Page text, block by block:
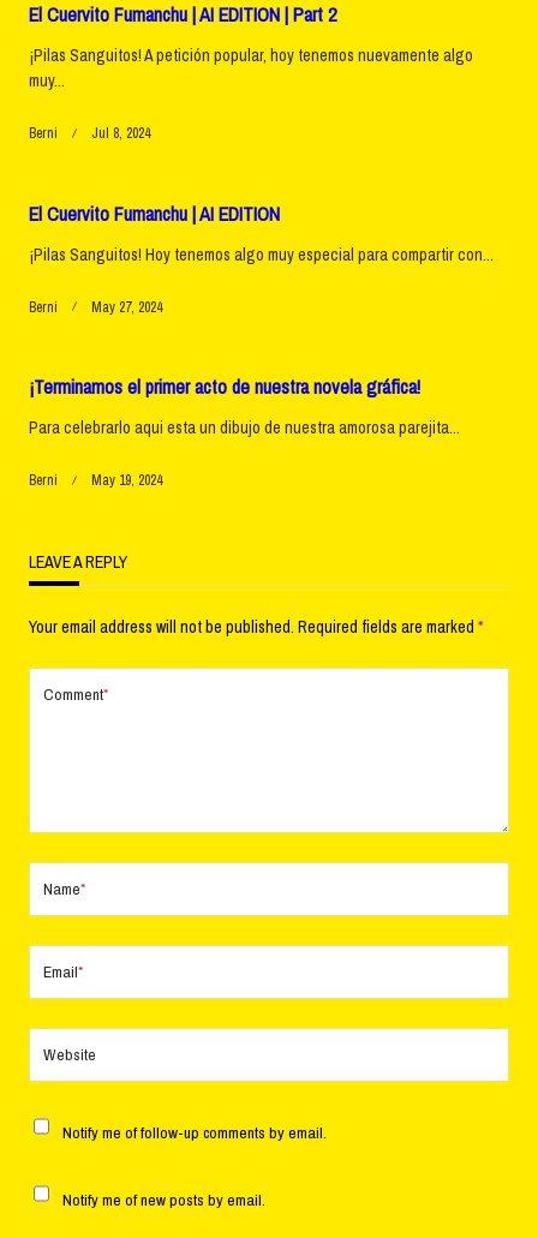
text">Page</span>
El Cuervito Fumanchu | AI EDITION | Part 2
¡Pilas Sanguitos! A petición popular, hoy tenemos nuevamente algo
muy...
Berni Jul 8, 2024
El Cuervito Fumanchu | AI EDITION
¡Pilas Sanguitos! Hoy tenemos algo muy especial para compartir con...
Berni May 27, 2024
¡Terminamos el primer acto de nuestra novela gráfica!
Para celebrarlo aqui esta un dibujo de nuestra amorosa parejita...
Berni May 19, 2024
LEAVE A REPLY
Your email address will not be published. Required fields are marked *
Comment*
Name*
Email*
Website
Notify me of follow-up comments by email.
Notify me of new posts by email.